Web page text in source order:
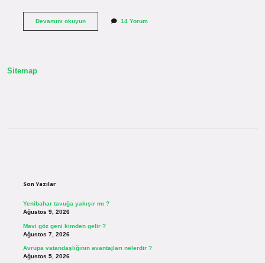
Devamını okuyunDiyet
14 Yorum
Sitemap
Son Yazılar
Yenibahar tavuğa yakışır mı ?
Ağustos 9, 2026
Mavi göz geni kimden gelir ?
Ağustos 7, 2026
Avrupa vatandaşlığının avantajları nelerdir ?
Ağustos 5, 2026